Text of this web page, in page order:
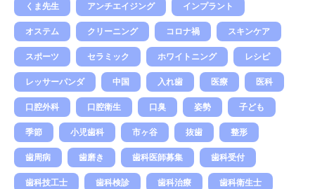
くま先生 アンチエイジング インプラント
オステム クリーニング コロナ禍 スキンケア
スポーツ セラミック ホワイトニング レシピ
レッサーパンダ 中国 入れ歯 医療 医科
口腔外科 口腔衛生 口臭 姿勢 子ども
季節 小児歯科 市ヶ谷 抜歯 整形
歯周病 歯磨き 歯科医師募集 歯科受付
歯科技工士 歯科検診 歯科治療 歯科衛生士